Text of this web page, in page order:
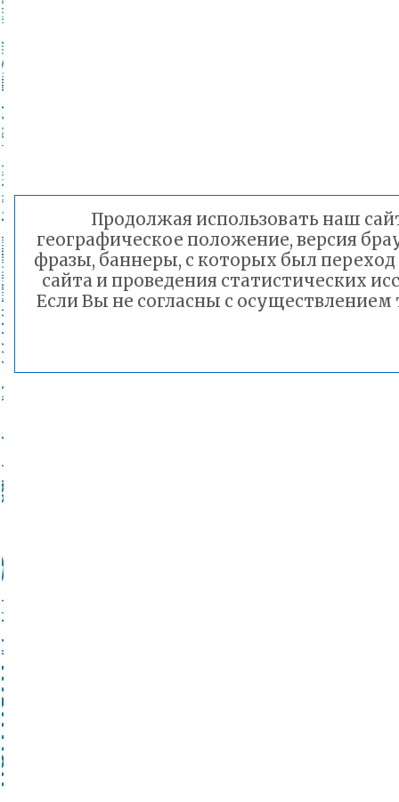
Продолжая использовать наш
географическое положение, версия
фразы, баннеры, с которых был
сайта и проведения статистических
Если Вы не согласны с